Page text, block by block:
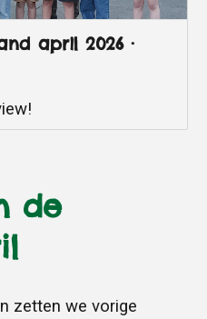
april 2026 ·
de
zetten we vorige